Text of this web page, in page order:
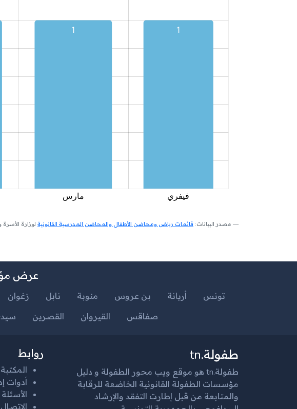
مصدر البيانات: قائمات رياض ومحاضن الأطفال والمحاضن المدرسية القانونية لوزارة الأسرة
عرض
تونس أريانة بن عروس منوبة نابل زغوان
صفاقس
القيروان القصرين
طفولة.tn
طفولة.tn هو موقع ويب محور الطفولة و دليل
مؤسسات الطفولة القانونية الخاضعة للرقابة
والمتابعة من قبل إطارت التفقد والإرشاد
روابط
المكتبة
أدوات